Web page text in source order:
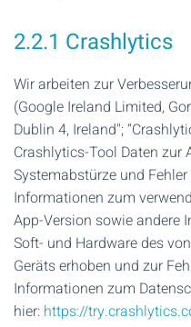
2.2.1 Crashlytics
Wir arbeiten zur
(Google Ireland Limited,
Dublin 4, Ireland";
Crashlytics-Tool Daten zur
Systemabstürze und
Informationen zum
App-Version sowie andere
Soft- und Hardware des
Geräts erhoben und zur
Informationen zum
hier: https://